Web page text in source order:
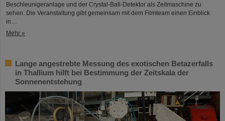
Beschleunigeranlage und der Crystal-Ball-Detektor als Zeitmaschine zu
sehen. Die Veranstaltung gibt gemeinsam mit dem Filmteam einen Einblick
in…
Mehr »
Lange angestrebte Messung des exotischen Betazerfalls
in Thallium hilft bei Bestimmung der Zeitskala der
Sonnenentstehung